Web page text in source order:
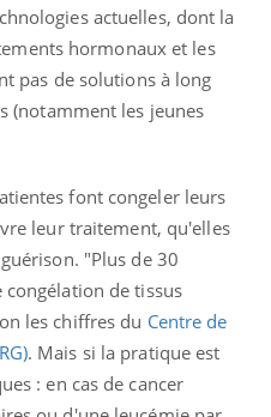
actuelles, dont la
hormonaux et les
pas de solutions à long
(notamment les jeunes
font congeler leurs
leur traitement, qu'elles
"Plus de 30
de tissus
les chiffres du Centre de
. Mais si la pratique est
: en cas de cancer